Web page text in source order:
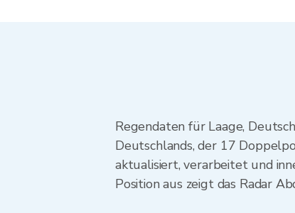
Regendaten für Laage,
Deutschlands, der 17
aktualisiert, verarbeitet und
Position aus zeigt das Radar